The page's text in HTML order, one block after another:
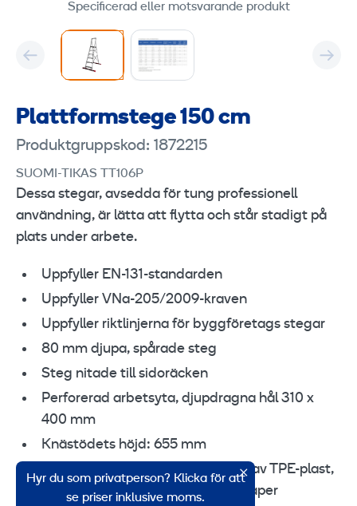
Specificerad eller motsvarande produkt
Plattformstege 150 cm
Produktgruppskod: 1872215
SUOMI-TIKAS TT106P
Dessa stegar, avsedda för tung professionell
användning, är lätta att flytta och står stadigt på
plats under arbete.
Uppfyller EN-131-standarden
Uppfyller VNa-205/2009-kraven
Uppfyller riktlinjerna för byggföretags stegar
80 mm djupa, spårade steg
Steg nitade till sidoräcken
Perforerad arbetsyta, djupdragna hål 310 x
400 mm
Knästödets höjd: 655 mm
Stegens halkskydd är tillverkade av TPE-plast,
vilket har utmärkta greppegenskaper
Hyr du som privatperson? Klicka för att
se priser inklusive moms.